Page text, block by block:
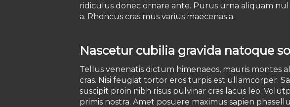
ridiculus donec ornare ante. Purus urna aliquam
a. Rhoncus cras mus varius maecenas a.
Nascetur cubilia gravida natoque
Tellus venenatis dictum himenaeos, mauris montes
cras. Nisi feugiat tortor eros turpis est ullamcorper.
suscipit proin nibh risus pulvinar cras lacus leo.
primis nostra. Amet posuere maximus sapien